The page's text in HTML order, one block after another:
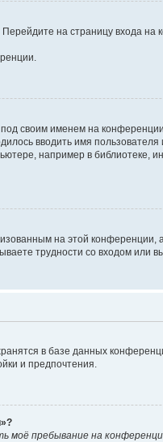
на страницу входа
под своим именем на
вводить имя
например в библиотеке,
на этой
трудности со входом
в базе данных
и предпочтения.
моё пребывание на